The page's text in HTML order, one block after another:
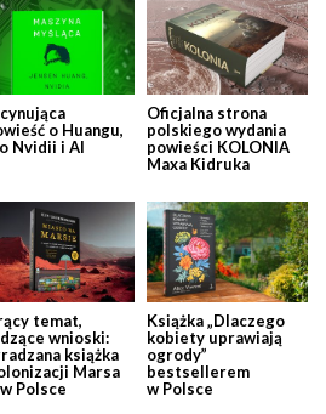
o Huangu,
Nvidii i AI
Oficjalna strona
polskiego wydania
powieści KOLONIA
Maxa Kidruka
temat,
wnioski:
książka
Marsa
Polsce
Książka „Dlaczego
kobiety uprawiają
ogrody”
bestsellerem
w Polsce